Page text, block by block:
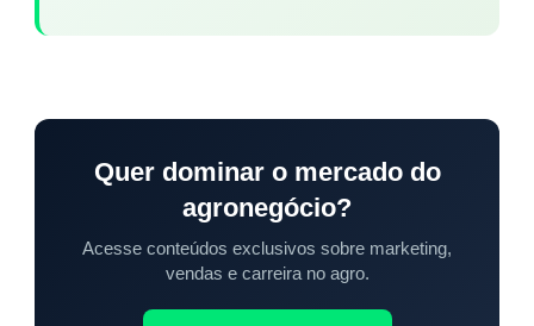
Quer dominar o mercado do
agronegócio?
Acesse conteúdos exclusivos sobre marketing,
vendas e carreira no agro.